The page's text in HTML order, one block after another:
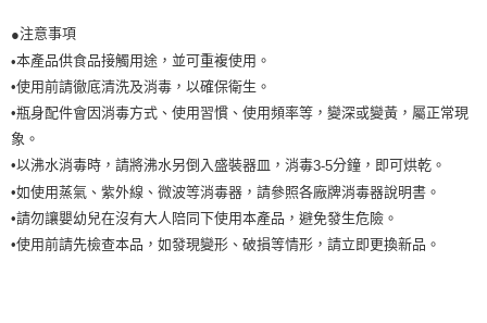
●注意事項
•本產品供食品接觸用途，並可重複使用。
•使用前請徹底清洗及消毒，以確保衛生。
•瓶身配件會因消毒方式、使用習慣、使用頻率等，變深或變黃，屬正常現
象。
•以沸水消毒時，請將沸水另倒入盛裝器皿，消毒3-5分鐘，即可烘乾。
•如使用蒸氣、紫外線、微波等消毒器，請參照各廠牌消毒器說明書。
•請勿讓嬰幼兒在沒有大人陪同下使用本產品，避免發生危險。
•使用前請先檢查本品，如發現變形、破損等情形，請立即更換新品。